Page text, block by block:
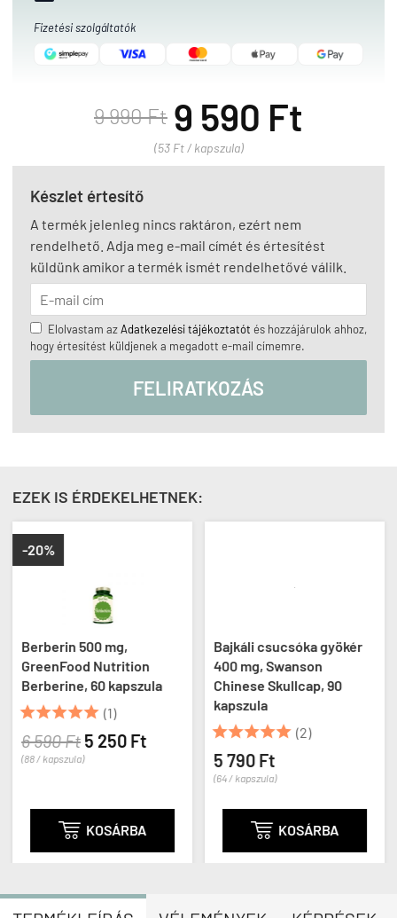
Fizetési szolgáltatók
9 990 Ft 9 590 Ft
(53 Ft / kapszula)
Készlet értesítő
A termék jelenleg nincs raktáron, ezért nem
rendelhető. Adja meg e-mail címét és értesítést
küldünk amikor a termék ismét rendelhetővé válilk.
Elolvastam azAdatkezelési tájékoztatót és hozzájárulok ahhoz,
hogy értesítést küldjenek a megadott e-mail címemre.
FELIRATKOZÁS
EZEK IS ÉRDEKELHETNEK:
-20%
Berberin 500 mg,
GreenFood Nutrition
Berberine, 60 kapszula
 (1)
6 590 Ft 5 250 Ft
(88 / kapszula)
 KOSÁRBA
Bajkáli csucsóka gyökér
400 mg, Swanson
Chinese Skullcap, 90
kapszula
 (2)
5 790 Ft
(64 / kapszula)
 KOSÁRBA